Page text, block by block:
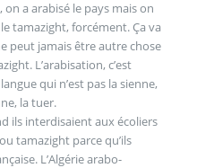
on a arabisé le pays mais on
tamazight, forcément. Ça va
peut jamais être autre chose
L’arabisation, c’est
qui n’est pas la sienne,
la tuer.
ils interdisaient aux écoliers
tamazight parce qu’ils
L’Algérie arabo-